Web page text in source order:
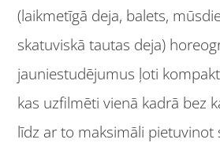
(laikmetīgā deja, balets,
skatuviskā tautas deja)
jauniestudējumus ļoti
kas uzfilmēti vienā kadrā bez
līdz ar to maksimāli pietuvinot